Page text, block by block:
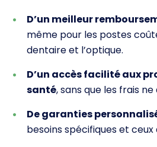
D’un meilleur
même pour les postes
dentaire et l’optique.
D’un accès facilité aux
santé, sans que les frais
De garanties
besoins spécifiques et